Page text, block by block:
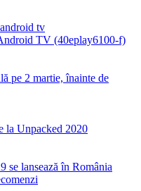
TV (40eplay6100-f)
pe 2 martie, înainte de
la Unpacked 2020
se lansează în România